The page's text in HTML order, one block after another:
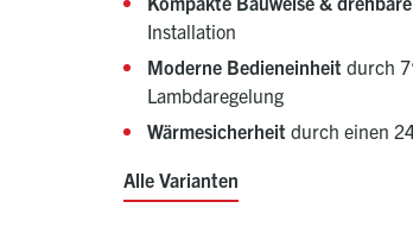
Installation
Moderne Bedieneinheit durch
Lambdaregelung
Wärmesicherheit durch einen
Alle Varianten